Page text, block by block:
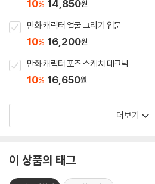
10% 14,850원
만화 캐릭터 얼굴 그리기 입문
10% 16,200원
만화 캐릭터 포즈 스케치 테크닉
10% 16,650원
더보기
이 상품의 태그